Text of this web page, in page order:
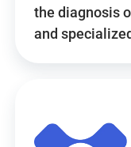
the diagnosis
and